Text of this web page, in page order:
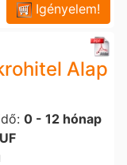
Igényelem!
Alap
0 - 12 hónap